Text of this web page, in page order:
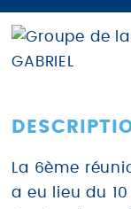
La 6ème
a eu lieu du 10